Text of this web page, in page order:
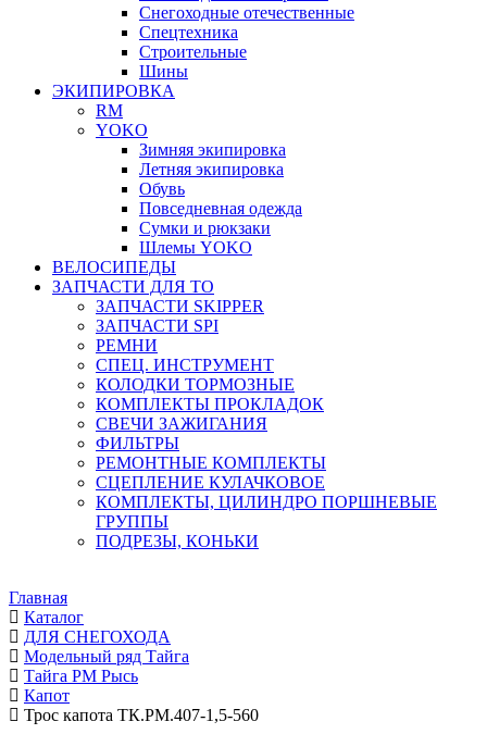
Снегоходные отечественные
Спецтехника
Строительные
Шины
ЭКИПИРОВКА
RM
YOKO
Зимняя экипировка
Летняя экипировка
Обувь
Повседневная одежда
Сумки и рюкзаки
Шлемы YOKO
ВЕЛОСИПЕДЫ
ЗАПЧАСТИ ДЛЯ ТО
ЗАПЧАСТИ SKIPPER
ЗАПЧАСТИ SPI
РЕМНИ
СПЕЦ. ИНСТРУМЕНТ
КОЛОДКИ ТОРМОЗНЫЕ
КОМПЛЕКТЫ ПРОКЛАДОК
СВЕЧИ ЗАЖИГАНИЯ
ФИЛЬТРЫ
РЕМОНТНЫЕ КОМПЛЕКТЫ
СЦЕПЛЕНИЕ КУЛАЧКОВОЕ
КОМПЛЕКТЫ, ЦИЛИНДРО ПОРШНЕВЫЕ
ГРУППЫ
ПОДРЕЗЫ, КОНЬКИ
Главная
Каталог
ДЛЯ СНЕГОХОДА
Модельный ряд Тайга
Тайга РМ Рысь
Капот
Трос капота ТК.РМ.407-1,5-560